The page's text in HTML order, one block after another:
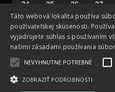
24 25 26 27
31
Vyberte si deň
Táto webová lokalita používa
používateľskej skúsenosti.
vyjadrujete súhlas s používaním
našimi zásadami používania
NEVYHNUTNE POTREBNÉ
ZOBRAZIŤ PODROBNOSTI